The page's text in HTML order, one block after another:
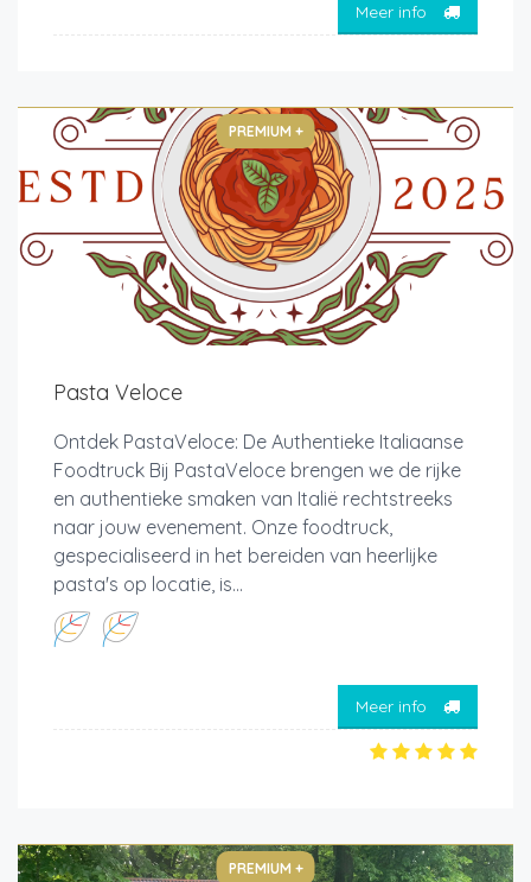
Meer info
PREMIUM +
Pasta Veloce
Ontdek PastaVeloce: De Authentieke Italiaanse
Foodtruck Bij PastaVeloce brengen we de rijke
en authentieke smaken van Italië rechtstreeks
naar jouw evenement. Onze foodtruck,
gespecialiseerd in het bereiden van heerlijke
pasta's op locatie, is...
Meer info
PREMIUM +